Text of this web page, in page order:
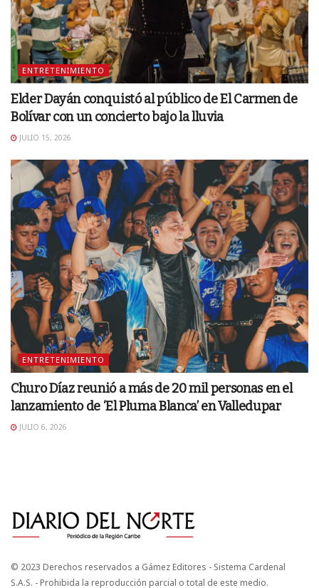
ENTRETENIMIENTO
Elder Dayán conquistó al público de El Carmen de
Bolívar con un concierto bajo la lluvia
JULIO 15, 2026
ENTRETENIMIENTO
Churo Díaz reunió a más de 20 mil personas en el
lanzamiento de ‘El Pluma Blanca’ en Valledupar
JULIO 6, 2026
© 2023 Derechos reservados a Gámez Editores - Sistema Cardenal
S.A.S. - Prohibida la reproducción parcial o total de este medio.